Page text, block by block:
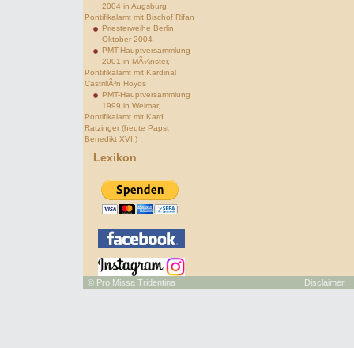
2004 in Augsburg,
Pontifikalamt mit Bischof Rifan
Priesterweihe Berlin
Oktober 2004
PMT-Hauptversammlung
2001 in MÃ¼nster,
Pontifikalamt mit Kardinal
CastrillÃ³n Hoyos
PMT-Hauptversammlung
1999 in Weimar,
Pontifikalamt mit Kard.
Ratzinger (heute Papst
Benedikt XVI.)
Lexikon
© Pro Missa Tridentina Disclaimer